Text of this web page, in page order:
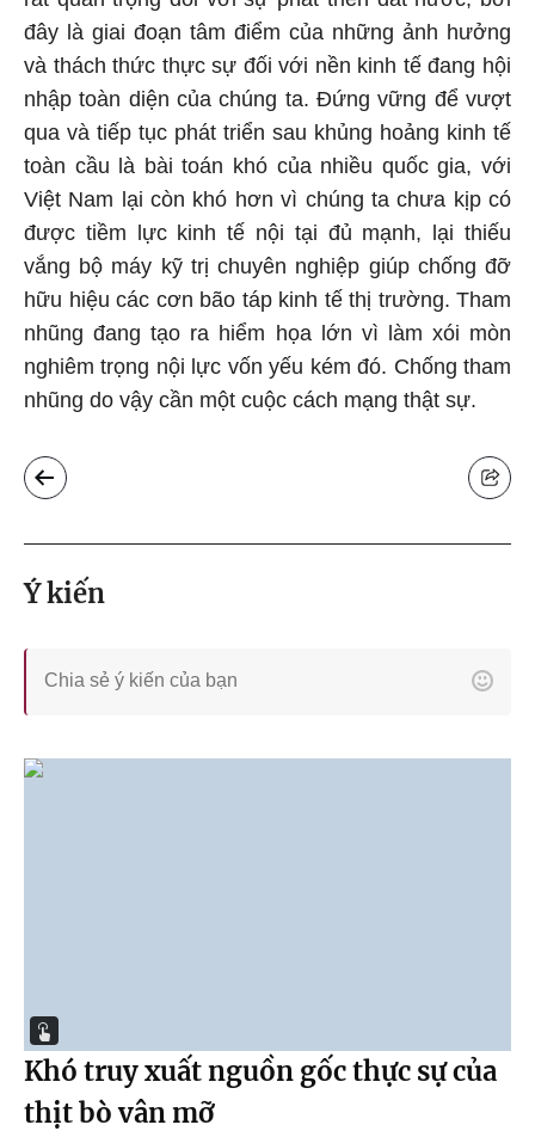
đây là giai đoạn tâm điểm của những ảnh hưởng
và thách thức thực sự đối với nền kinh tế đang hội
nhập toàn diện của chúng ta. Đứng vững để vượt
qua và tiếp tục phát triển sau khủng hoảng kinh tế
toàn cầu là bài toán khó của nhiều quốc gia, với
Việt Nam lại còn khó hơn vì chúng ta chưa kịp có
được tiềm lực kinh tế nội tại đủ mạnh, lại thiếu
vắng bộ máy kỹ trị chuyên nghiệp giúp chống đỡ
hữu hiệu các cơn bão táp kinh tế thị trường. Tham
nhũng đang tạo ra hiểm họa lớn vì làm xói mòn
nghiêm trọng nội lực vốn yếu kém đó. Chống tham
nhũng do vậy cần một cuộc cách mạng thật sự.
Ý kiến
Khó truy xuất nguồn gốc thực sự của
thịt bò vân mỡ